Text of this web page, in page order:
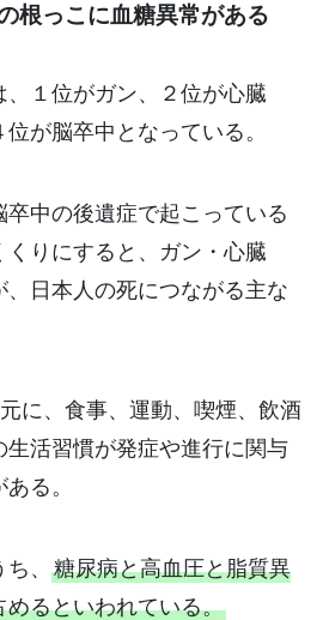
根っこに血糖異常がある
１位がガン、２位が心臓
が脳卒中となっている。
卒中の後遺症で起こっている
くりにすると、ガン・心臓
日本人の死につながる主な
に、食事、運動、喫煙、飲酒
生活習慣が発症や進行に関与
る。
、 糖尿病と高血圧と脂質異
るといわれている。